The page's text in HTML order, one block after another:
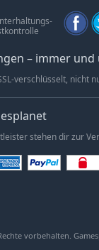
– immer und
verschlüsselt, nicht
stehen dir zur
vorbehalten.